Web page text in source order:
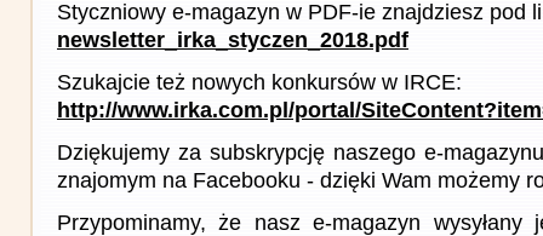
Styczniowy e-magazyn w PDF-ie znajdziesz pod
newsletter_irka_styczen_2018.pdf
Szukajcie też nowych konkursów w IRCE:
http://www.irka.com.pl/portal/
Dziękujemy za subskrypcję naszego e-
znajomym na Facebooku - dzięki Wam możemy
Przypominamy, że nasz e-magazyn